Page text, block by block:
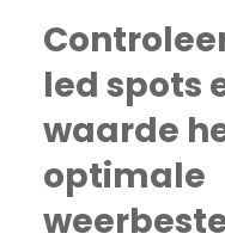
led spots
waarde
optimale